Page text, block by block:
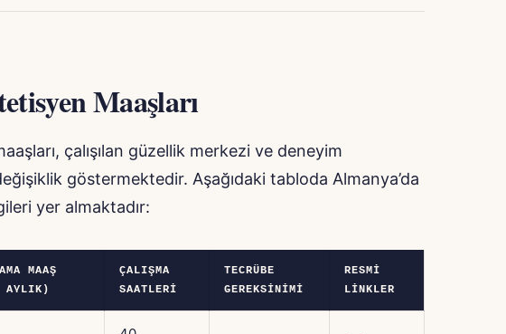
Maaşları
çalışılan güzellik merkezi ve deneyim
göstermektedir. Aşağıdaki tabloda Almanya’da
yer almaktadır:
MAAŞ
AYLIK)
ÇALIŞMA
SAATLERI
TECRÜBE
GEREKSINIMI
RESMI
LINKLER